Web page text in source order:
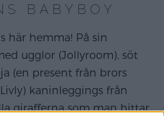
BABYBOY
här hemma! På sin
ugglor (Jollyroom), söt
(en present från brors
kaninleggings från
girafferna som man hittar